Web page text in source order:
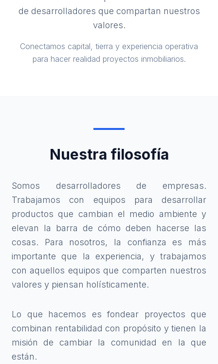
de desarrolladores que compartan nuestros
valores.
Conectamos capital, tierra y experiencia operativa
para hacer realidad proyectos inmobiliarios.
Nuestra filosofía
Somos desarrolladores de empresas.
Trabajamos con equipos para desarrollar
productos que cambian el medio ambiente y
elevan la barra de cómo deben hacerse las
cosas. Para nosotros, la confianza es más
importante que la experiencia, y trabajamos
con aquellos equipos que comparten nuestros
valores y piensan holísticamente.
Lo que hacemos es fondear proyectos que
combinan rentabilidad con propósito y tienen la
misión de cambiar la comunidad en la que
están.